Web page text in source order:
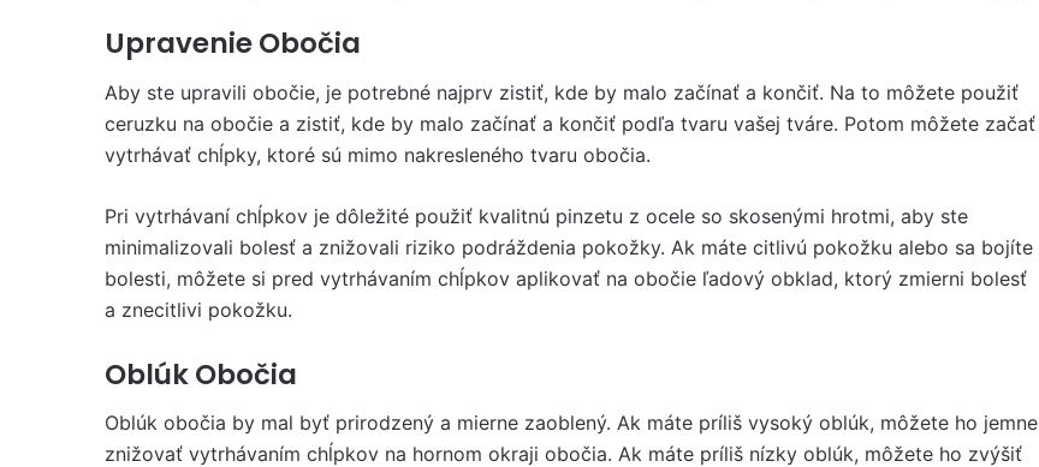
Upravenie Obočia
Aby ste upravili obočie, je potrebné najprv zistiť, kde by malo začínať a končiť. Na to môžete použiť
ceruzku na obočie a zistiť, kde by malo začínať a končiť podľa tvaru vašej tváre. Potom môžete začať
vytrhávať chĺpky, ktoré sú mimo nakresleného tvaru obočia.
Pri vytrhávaní chĺpkov je dôležité použiť kvalitnú pinzetu z ocele so skosenými hrotmi, aby ste
minimalizovali bolesť a znižovali riziko podráždenia pokožky. Ak máte citlivú pokožku alebo sa bojíte
bolesti, môžete si pred vytrhávaním chĺpkov aplikovať na obočie ľadový obklad, ktorý zmierni bolesť
a znecitlivi pokožku.
Oblúk Obočia
Oblúk obočia by mal byť prirodzený a mierne zaoblený. Ak máte príliš vysoký oblúk, môžete ho jemne
znižovať vytrhávaním chĺpkov na hornom okraji obočia. Ak máte príliš nízky oblúk, môžete ho zvýšiť